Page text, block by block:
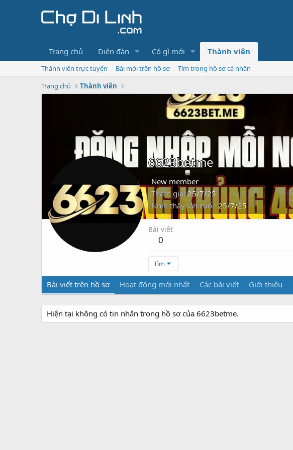
Trang chủ Diễn đàn Có gì mới Thành viên
Thành viên trực tuyến Bài mới trên hồ sơ
Tìm trong hồ sơ cá nhân
Trang chủ
Thành viên
6623betme
New member
Tham gia 25/7/25
Nhìn thấy lần cuối 25/7/25
Bài viết
0
Tìm
Bài viết trên hồ sơ Hoạt động mới nhất Các bài viết Giới thiệu
Hiện tại không có tin nhắn trong hồ sơ của 6623betme.